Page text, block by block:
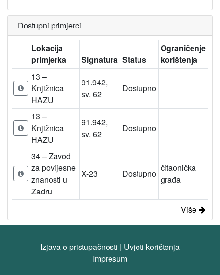
Dostupni primjerci
Lokacija
primjerka
Signatura Status
Ograničenje
korištenja
13 –
Knjižnica
HAZU
91.942,
sv. 62
Dostupno
13 –
Knjižnica
HAZU
91.942,
sv. 62
Dostupno
34 – Zavod
za povijesne
znanosti u
Zadru
X-23 Dostupno
čitaonička
građa
Više
Izjava o pristupačnosti | Uvjeti korištenja
Impresum